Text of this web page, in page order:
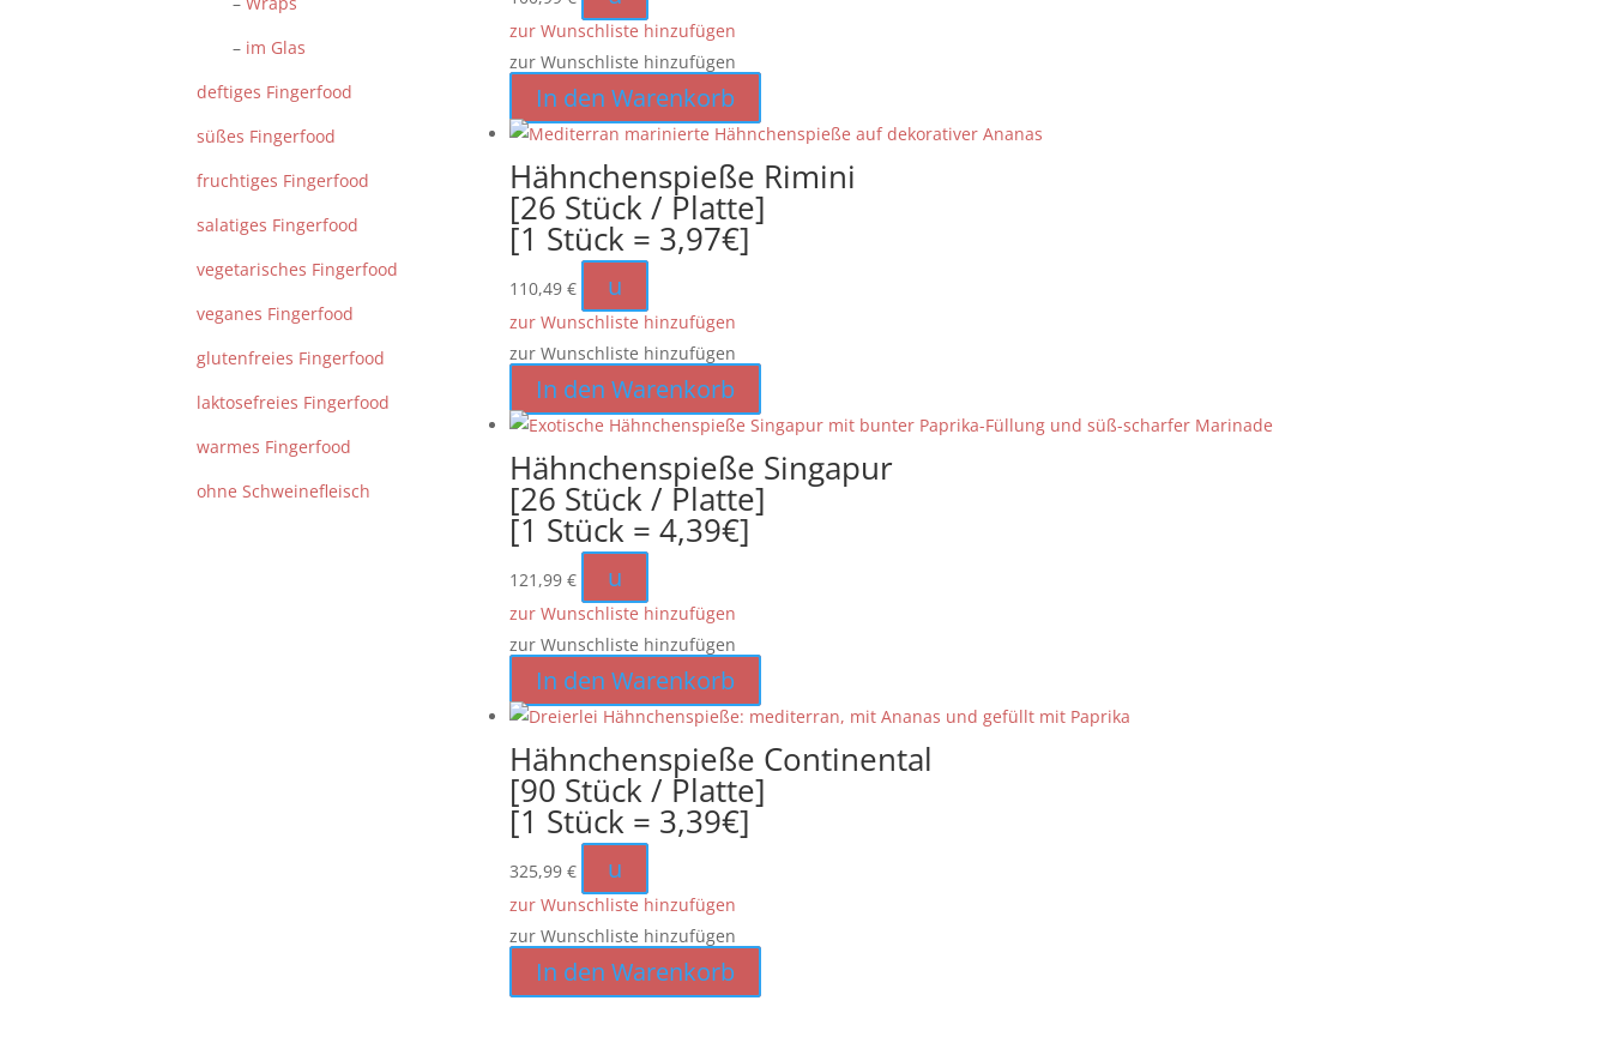
– im Glas
deftiges Fingerfood
süßes Fingerfood
fruchtiges Fingerfood
salatiges Fingerfood
vegetarisches Fingerfood
veganes Fingerfood
glutenfreies Fingerfood
laktosefreies Fingerfood
warmes Fingerfood
ohne Schweinefleisch
zur Wunschliste hinzufügen
zur Wunschliste hinzufügen
In den Warenkorb
Hähnchenspieße Rimini
[26 Stück / Platte]
[1 Stück = 3,97€]
110,49€ u
zur Wunschliste hinzufügen
zur Wunschliste hinzufügen
In den Warenkorb
Hähnchenspieße Singapur
[26 Stück / Platte]
[1 Stück = 4,39€]
121,99€ u
zur Wunschliste hinzufügen
zur Wunschliste hinzufügen
In den Warenkorb
Hähnchenspieße Continental
[90 Stück / Platte]
[1 Stück = 3,39€]
325,99€ u
zur Wunschliste hinzufügen
zur Wunschliste hinzufügen
In den Warenkorb